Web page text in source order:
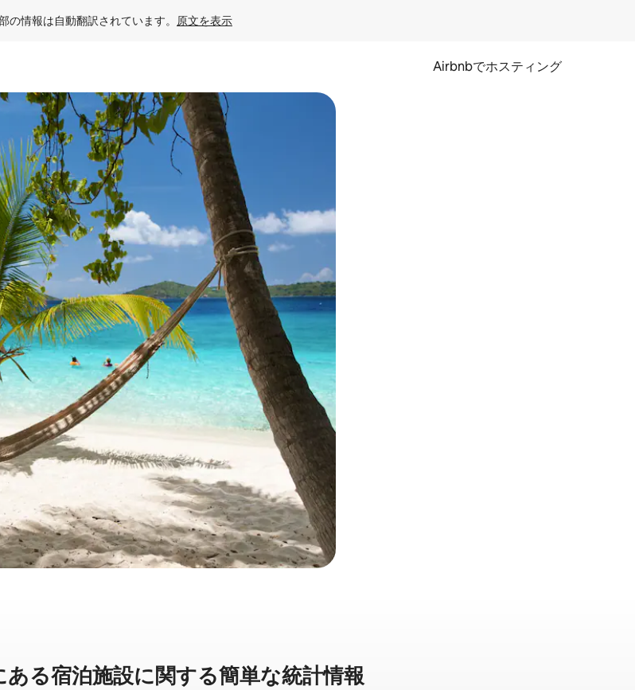
の情報は自動翻訳されています。 原文を表示
Airbnbでホスティング
タッチまたはスワイプして検索結果を確認することができます。
る宿⁠泊⁠施⁠設⁠に関⁠す⁠る簡⁠単⁠な統⁠計⁠情⁠報